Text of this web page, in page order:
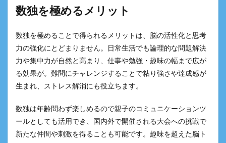
数独を極めるメリット
数独を極めることで得られるメリットは、脳の活性化と思考
力の強化にとどまりません。日常生活でも論理的な問題解決
力や集中力が自然と高まり、仕事や勉強・趣味の幅まで広が
る効果が。難問にチャレンジすることで粘り強さや達成感が
生まれ、ストレス解消にも役立ちます。
数独は年齢問わず楽しめるので親子のコミュニケーションツ
ールとしても活用でき、国内外で開催される大会への挑戦で
新たな仲間や刺激を得ることも可能です。趣味を超えた脳ト